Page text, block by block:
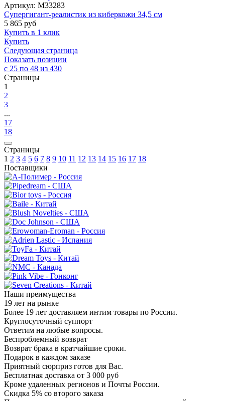
Артикул: M33283
Супергигант-реалистик из киберкожи 34,5 см
5 865 руб
Купить в 1 клик
Купить
Следующая страница
Показать позиции
с 25 по 48 из 430
Страницы
1
2
3
...
17
18
Страницы
1 2 3 4 5 6 7 8 9 10 11 12 13 14 15 16 17 18
Поставщики
Наши преимущества
19 лет на рынке
Более 19 лет доставляем интим товары по России.
Круглосуточный суппорт
Ответим на любые вопросы.
Беспроблемный возврат
Возврат брака в кратчайшие сроки.
Подарок в каждом заказе
Приятный сюрприз готов для Вас.
Бесплатная доставка от 3 000 руб
Кроме удаленных регионов и Почты России.
Скидка 5% со второго заказа